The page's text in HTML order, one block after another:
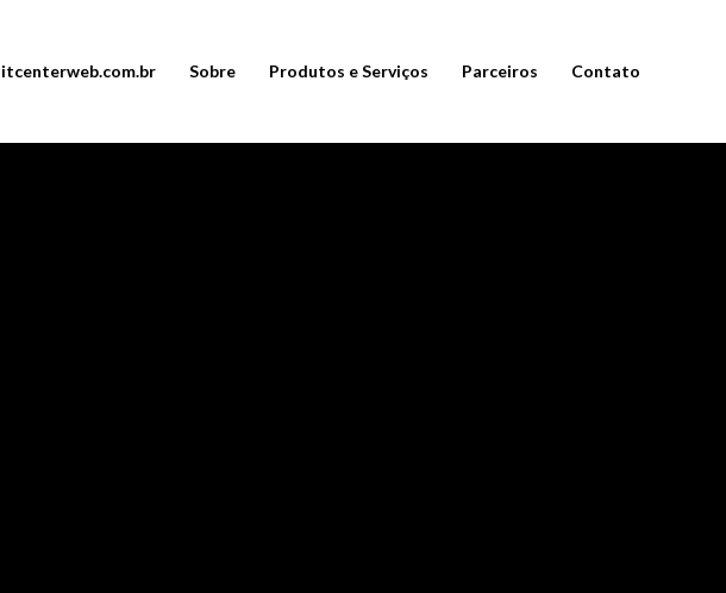
Sobre Produtos e Serviços Parceiros Contato